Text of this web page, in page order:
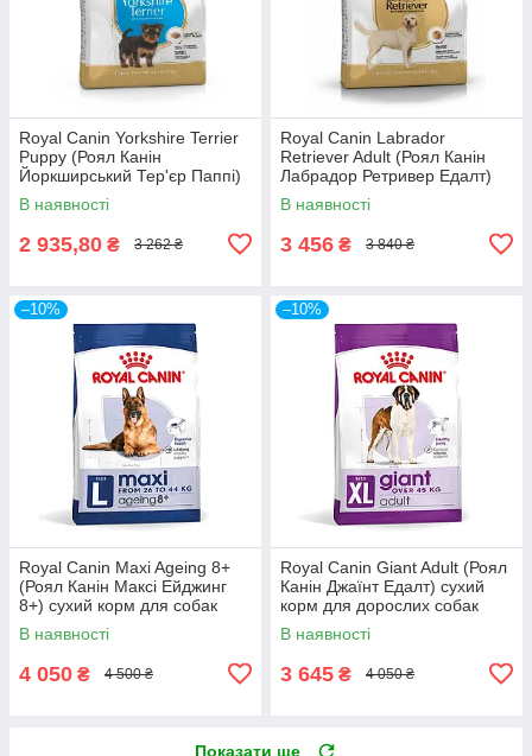
Royal Canin Yorkshire Terrier
Puppy (Роял Канін
Йоркширський Тер'єр Паппі)
сухий корм для цуценят
В наявності
2 935,80 ₴ 3 262 ₴
Royal Canin Labrador
Retriever Adult (Роял Канін
Лабрадор Ретривер Едалт)
сухий корм для дорослих
собак
В наявності
3 456 ₴ 3 840 ₴
–10%
Royal Canin Maxi Ageing 8+
(Роял Канін Максі Ейджинг
8+) сухий корм для собак
великих порід від 8 років
В наявності
4 050 ₴ 4 500 ₴
–10%
Royal Canin Giant Adult (Роял
Канін Джаїнт Едалт) сухий
корм для дорослих собак
гігантських порід
В наявності
3 645 ₴ 4 050 ₴
Показати ще